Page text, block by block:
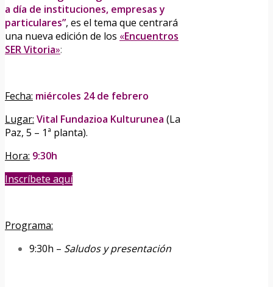
a día de instituciones, empresas y
particulares”, es el tema que centrará
una nueva edición de los «Encuentros
SER Vitoria»:
Fecha: miércoles 24 de febrero
Lugar: Vital Fundazioa Kulturunea (La
Paz, 5 – 1ª planta).
Hora: 9:30h
Inscríbete aquí
Programa:
9:30h – Saludos y presentación